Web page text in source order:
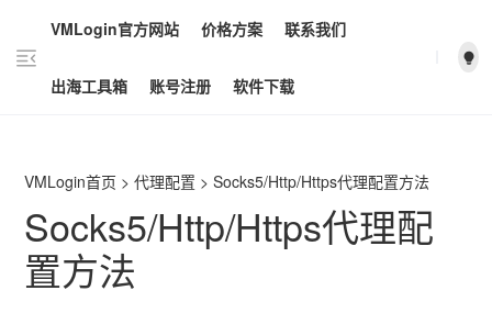
VMLogin官方网站 价格方案 联系我们
出海工具箱 账号注册 软件下载
VMLogin首页 > 代理配置 > Socks5/Http/Https代理配置方法
Socks5/Http/Https代理配
置方法
vmlogin.cc vmlogin.cc vmlogin.cc